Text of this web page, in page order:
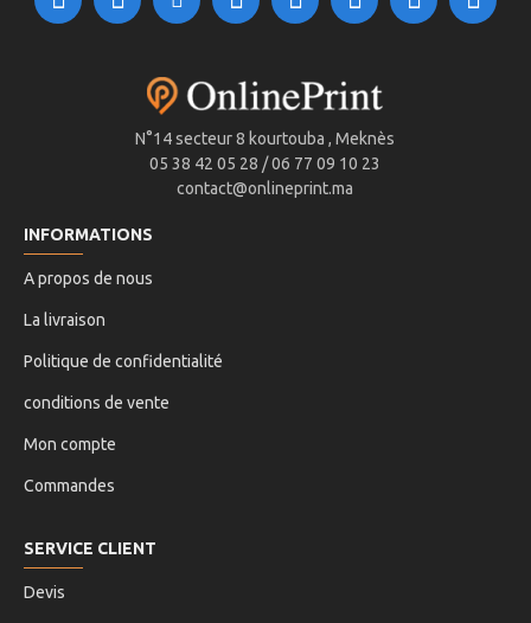
N°14 secteur 8 kourtouba , Meknès
05 38 42 05 28 / 06 77 09 10 23
contact@onlineprint.ma
INFORMATIONS
A propos de nous
La livraison
Politique de confidentialité
conditions de vente
Mon compte
Commandes
SERVICE CLIENT
Devis